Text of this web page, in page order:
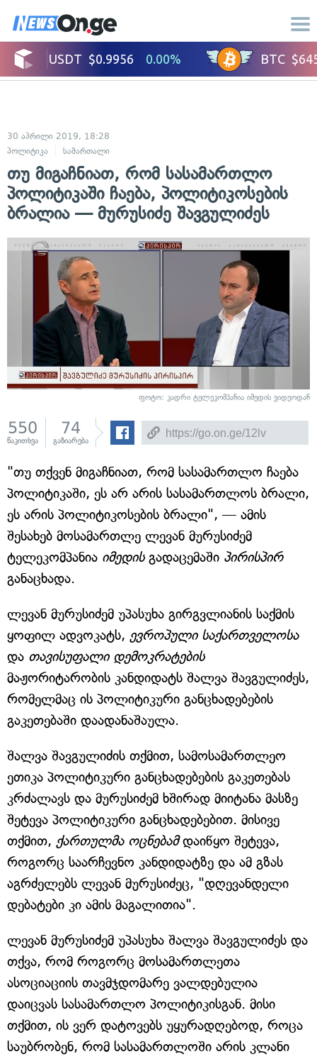
30 აპრილი 2019, 18:28
პოლიტიკა
სამართალი
თუ მიგაჩნიათ, რომ სასამართლო
პოლიტიკაში ჩაება, პოლიტიკოსების
ბრალია — მურუსიძე შავგულიძეს
ფოტო: კადრი ტელეკომპანია იმედის ვიდეოდან
550
წაკითხვა
74
გაზიარება
"თუ თქვენ მიგაჩნიათ, რომ სასამართლო ჩაება
პოლიტიკაში, ეს არ არის სასამართლოს ბრალი,
ეს არის პოლიტიკოსების ბრალი", — ამის
შესახებ მოსამართლე ლევან მურუსიძემ
ტელეკომპანია იმედისგადაცემაში პირისპირ
განაცხადა.
ლევან მურუსიძემ უპასუხა გირგვლიანის საქმის
ყოფილ ადვოკატს, ევროპული საქართველოსა
და თავისუფალი დემოკრატების
მაჟორიტარობის კანდიდატს შალვა შავგულიძეს,
რომელმაც ის პოლიტიკური განცხადებების
გაკეთებაში დაადანაშაულა.
შალვა შავგულიძის თქმით, სამოსამართლეო
ეთიკა პოლიტიკური განცხადებების გაკეთებას
კრძალავს და მურუსიძემ ხშირად მიიტანა მასზე
შეტევა პოლიტიკური განცხადებებით. მისივე
თქმით, ქართულმა ოცნებამდაიწყო შეტევა,
როგორც საარჩევნო კანდიდატზე და ამ გზას
აგრძელებს ლევან მურუსიძეც, "დღევანდელი
დებატები კი ამის მაგალითია".
ლევან მურუსიძემ უპასუხა შალვა შავგულიძეს და
თქვა, რომ როგორც მოსამართლეთა
ასოციაციის თავმჯდომარე ვალდებულია
დაიცვას სასამართლო პოლიტიკისგან. მისი
თქმით, ის ვერ დატოვებს უყურადღებოდ, როცა
საუბრობენ, რომ სასამართლოში არის კლანი